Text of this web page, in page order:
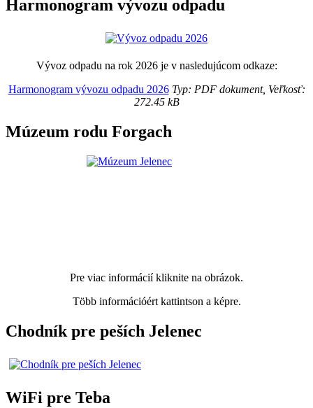
Harmonogram vývozu odpadu
Vývoz odpadu na rok 2026 je v nasledujúcom odkaze:
Harmonogram vývozu odpadu 2026Typ: PDF dokument, Veľkosť:
272.45 kB
Múzeum rodu Forgach
Pre viac informácií kliknite na obrázok.
Több információért kattintson a képre.
Chodník pre peších Jelenec
WiFi pre Teba